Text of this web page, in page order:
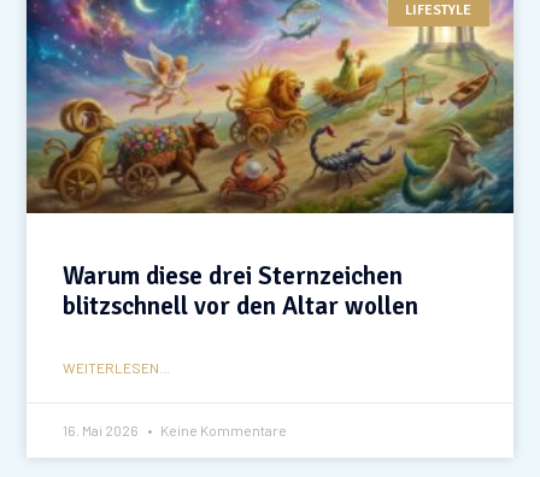
LIFESTYLE
Warum diese drei Sternzeichen
blitzschnell vor den Altar wollen
WEITERLESEN...
16. Mai 2026 Keine Kommentare